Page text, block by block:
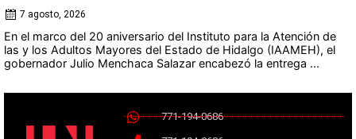
7 agosto, 2026
En el marco del 20 aniversario del Instituto para la Atención de
las y los Adultos Mayores del Estado de Hidalgo (IAAMEH), el
gobernador Julio Menchaca Salazar encabezó la entrega ...
771-194-0686